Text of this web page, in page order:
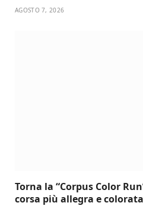
AGOSTO 7, 2026
Torna la “Corpus Color
corsa più allegra e